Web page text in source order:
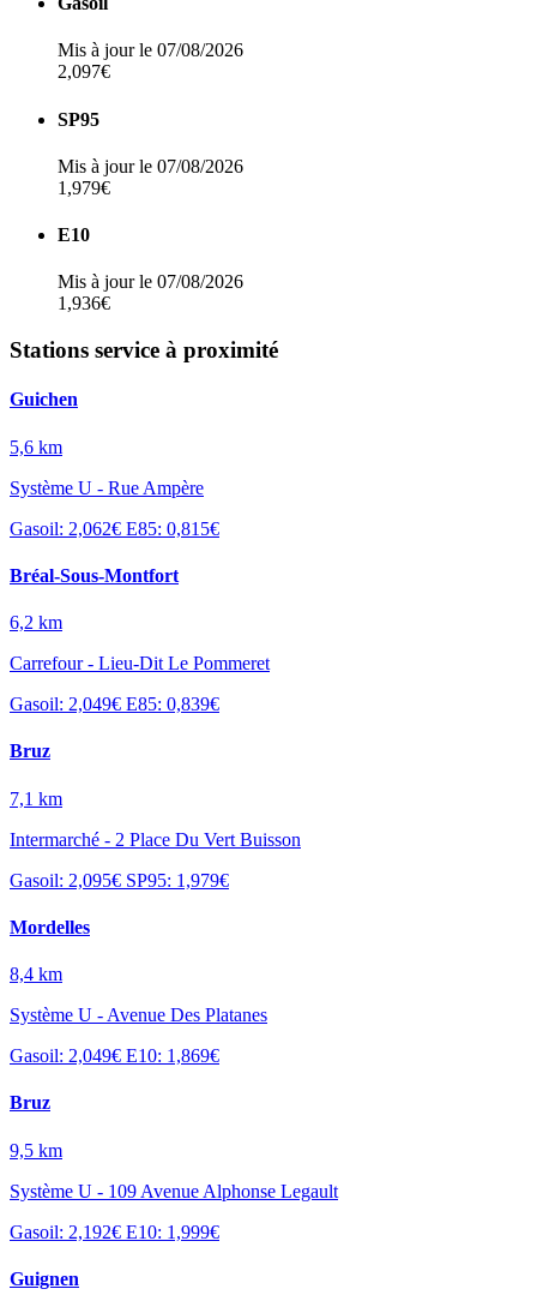
Mis à jour le 07/08/2026
2,097€
SP95
Mis à jour le 07/08/2026
1,979€
E10
Mis à jour le 07/08/2026
1,936€
Stations service à proximité
Guichen
5,6 km
Système U - Rue Ampère
Gasoil: 2,062€ E85: 0,815€
Bréal-Sous-Montfort
6,2 km
Carrefour - Lieu-Dit Le Pommeret
Gasoil: 2,049€ E85: 0,839€
Bruz
7,1 km
Intermarché - 2 Place Du Vert Buisson
Gasoil: 2,095€ SP95: 1,979€
Mordelles
8,4 km
Système U - Avenue Des Platanes
Gasoil: 2,049€ E10: 1,869€
Bruz
9,5 km
Système U - 109 Avenue Alphonse Legault
Gasoil: 2,192€ E10: 1,999€
Guignen